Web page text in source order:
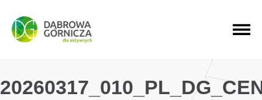
PRZEJDŹ DO MENU GŁÓWNEGO
PRZEJDŹ DO WYSZUKIWARKI
PRZEJDŹ DO TREŚCI